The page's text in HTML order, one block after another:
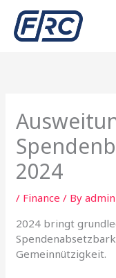
content
2024
/ Finance / Byadmin
2024 bringt
Gemeinnützigkeit.